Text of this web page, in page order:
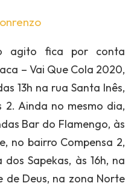
agito fica por conta
– Vai Que Cola 2020,
13h na rua Santa Inês,
2. Ainda no mesmo dia,
Bar do Flamengo, às
no bairro Compensa 2,
Sapekas, às 16h, na
de Deus, na zona Norte